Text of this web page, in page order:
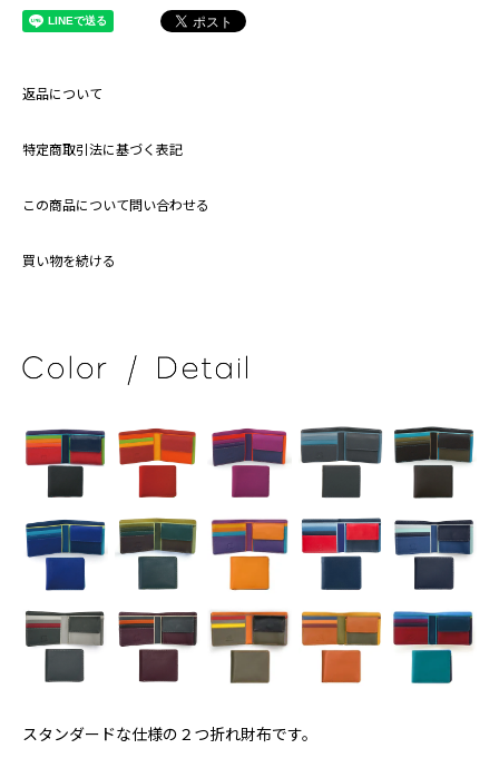
返品について
特定商取引法に基づく表記
この商品について問い合わせる
買い物を続ける
スタンダードな仕様の２つ折れ財布です。